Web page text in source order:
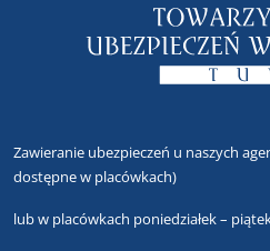
Zawieranie ubezpieczeń u naszych
dostępne w placówkach)
lubw placówkach poniedziałek –